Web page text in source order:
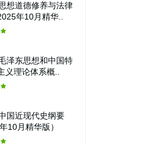
想道德修养与法律
年10月精华..
泽东思想和中国特
义理论体系概..
国近现代史纲要
10月精华版）